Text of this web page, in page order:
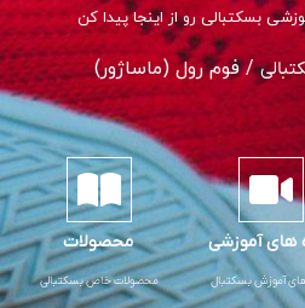
بسکتبالی رو از اینجا پیدا کن
/ فوم رول (ماساژور)
های آموزشی
آموزش بسکتبال
محصولات
محصولات خاص بسکتبالی